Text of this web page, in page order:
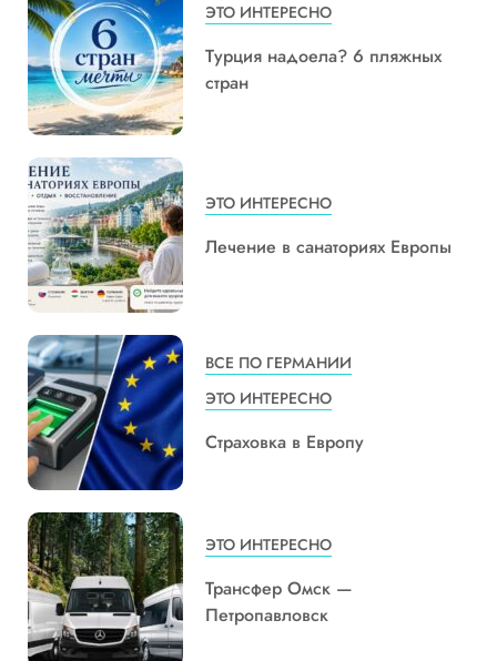
ЭТО ИНТЕРЕСНО
Турция надоела? 6 пляжных
стран
ЭТО ИНТЕРЕСНО
Лечение в санаториях Европы
ВСЕ ПО ГЕРМАНИИ
ЭТО ИНТЕРЕСНО
Страховка в Европу
ЭТО ИНТЕРЕСНО
Трансфер Омск —
Петропавловск